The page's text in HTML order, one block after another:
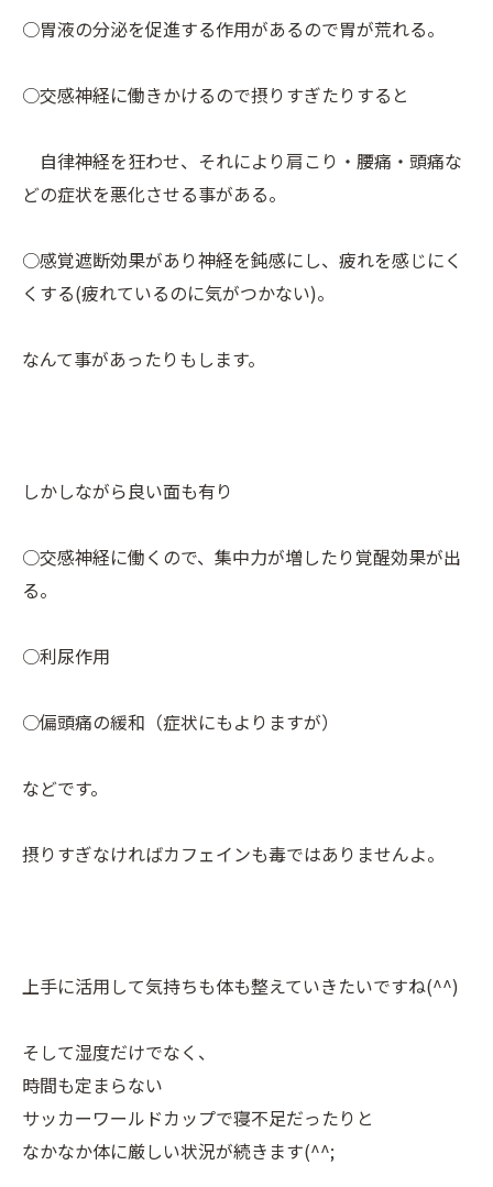
○胃液の分泌を促進する作用があるので胃が荒れる。
○交感神経に働きかけるので摂りすぎたりすると
自律神経を狂わせ、それにより肩こり・腰痛・頭痛な
どの症状を悪化させる事がある。
○感覚遮断効果があり神経を鈍感にし、疲れを感じにく
くする(疲れているのに気がつかない)。
なんて事があったりもします。
しかしながら良い面も有り
○交感神経に働くので、集中力が増したり覚醒効果が出
る。
○利尿作用
○偏頭痛の緩和（症状にもよりますが）
などです。
摂りすぎなければカフェインも毒ではありませんよ。
上手に活用して気持ちも体も整えていきたいですね(^^)
そして湿度だけでなく、
時間も定まらない
サッカーワールドカップで寝不足だったりと
なかなか体に厳しい状況が続きます(^^;